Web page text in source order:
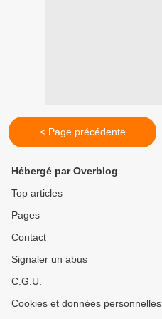
< Page précédente
Hébergé par Overblog
Top articles
Pages
Contact
Signaler un abus
C.G.U.
Cookies et données personnelles